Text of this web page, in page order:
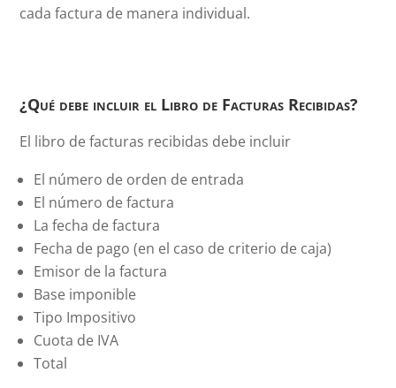
cada factura de manera individual.
¿Qué debe incluir el Libro de Facturas Recibidas?
El libro de facturas recibidas debe incluir
El número de orden de entrada
El número de factura
La fecha de factura
Fecha de pago (en el caso de criterio de caja)
Emisor de la factura
Base imponible
Tipo Impositivo
Cuota de IVA
Total